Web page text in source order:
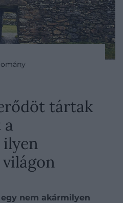
tártak
a
ilyen
nem akármilyen